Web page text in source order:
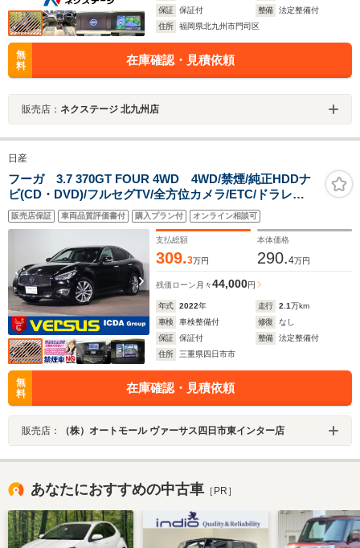
保証
保証付 整備
法定整備付
住所
福岡県北九州市門司区
無
料
在庫確認・見積依頼
販売店： ネクステージ 北九州店
日産
フーガ 3.7 370GT FOUR 4WD 4WD/禁煙/純正HDDナ
ビ(CD・DVD)/フルセグTV/全方位カメラ/ETC/ドラレ
コ/LEDヘッドライト/パーキングセンサー/ハーフレザーシ
ート/エマージェンシーB/BSM/レンタアップ
販売店保証 車両品質評価書付 購入プラン付 オンライン相談可
支払総額
309.3万円
本体価格
290.4万円
残価ローン 月々44,000円
年式 2022年 走行 2.1万km
車検
車検整備付 修復
なし
保証
保証付 整備
法定整備付
住所
三重県四日市市
無
料
在庫確認・見積依頼
販売店： （株）オートモール ヴァーサス四日市東インター店
あなたにおすすめの中古車 ［PR］